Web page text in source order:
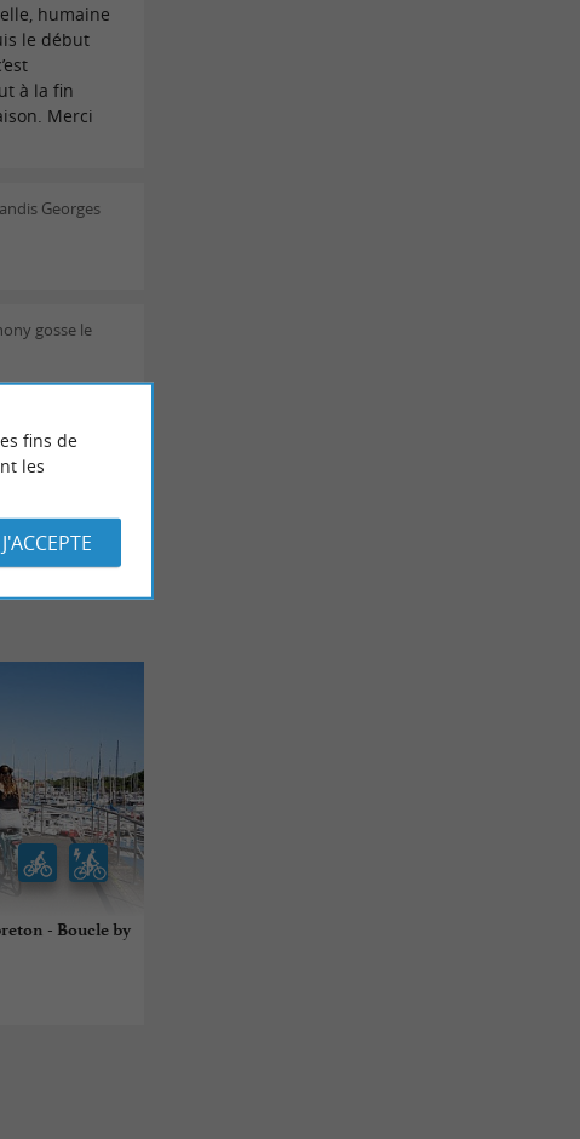
humaine
le début
à la fin
Merci
Georges
gosse le
LES AVIS
- Boucle by
fins de
les
J'ACCEPTE